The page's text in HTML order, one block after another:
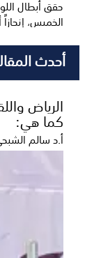
حقق أبطال
الخميس،
أحدث
الرياض
كما هي:
أ.د سالم